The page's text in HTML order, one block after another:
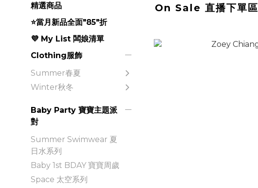
精選商品
⭐️當月新品全面"85"折
💜 My List 闆娘清單
Clothing服飾
Summer春夏
Winter秋冬
Baby Party 寶寶主題派
對
Summer Swimwear 夏
日水系列
Baby 1st BDAY 寶寶周歲
Space 太空系列
On Sale 直播下單區